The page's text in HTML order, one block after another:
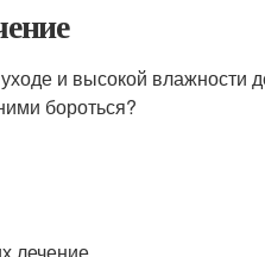
и высокой влажности
бороться?